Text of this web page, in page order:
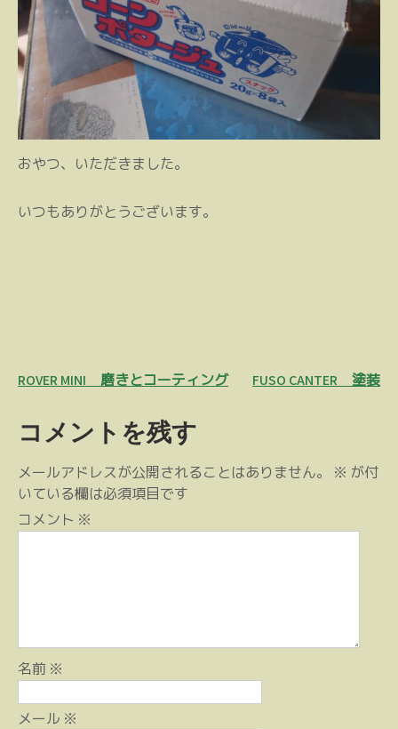
おやつ、いただきました。
いつもありがとうございます。
投
ナ
ビ
ゲ
ー
シ
ROVER MINI 磨きとコーティング FUSO CANTER 塗装
コメントを残す
メールアドレスが公開されることはありません。 ※ が付
いている欄は必須項目です
コメント ※
名前 ※
メール ※